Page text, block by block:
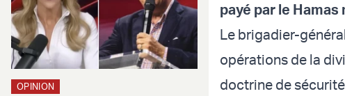
OPINION
payé par le
Le brigadier-
opérations de la
doctrine de